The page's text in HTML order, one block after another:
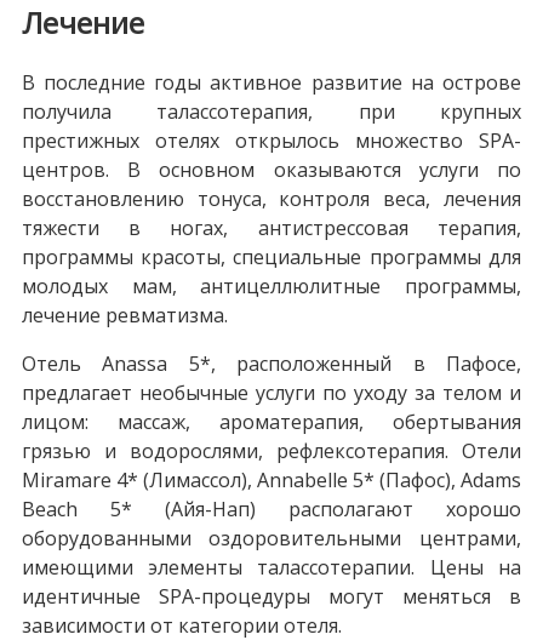
Лечение
В последние годы активное развитие на острове
получила талассотерапия, при крупных
престижных отелях открылось множество SPA-
центров. В основном оказываются услуги по
восстановлению тонуса, контроля веса, лечения
тяжести в ногах, антистрессовая терапия,
программы красоты, специальные программы для
молодых мам, антицеллюлитные программы,
лечение ревматизма.
Отель Anassa 5*, расположенный в Пафосе,
предлагает необычные услуги по уходу за телом и
лицом: массаж, ароматерапия, обертывания
грязью и водорослями, рефлексотерапия. Отели
Miramare 4* (Лимассол), Annabelle 5* (Пафос), Adams
Beach 5* (Айя-Нап) располагают хорошо
оборудованными оздоровительными центрами,
имеющими элементы талассотерапии. Цены на
идентичные SPA-процедуры могут меняться в
зависимости от категории отеля.